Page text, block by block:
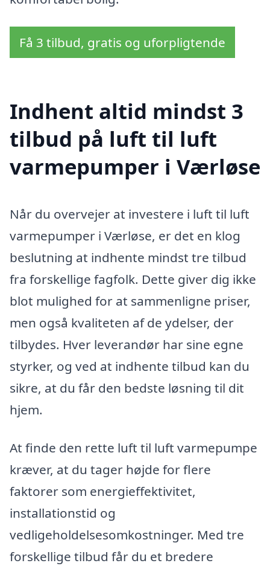
Få 3 tilbud, gratis og uforpligtende
Indhent altid mindst 3
tilbud på luft til luft
varmepumper i Værløse
Når du overvejer at investere i luft til luft
varmepumper i Værløse, er det en klog
beslutning at indhente mindst tre tilbud
fra forskellige fagfolk. Dette giver dig ikke
blot mulighed for at sammenligne priser,
men også kvaliteten af de ydelser, der
tilbydes. Hver leverandør har sine egne
styrker, og ved at indhente tilbud kan du
sikre, at du får den bedste løsning til dit
hjem.
At finde den rette luft til luft varmepumpe
kræver, at du tager højde for flere
faktorer som energieffektivitet,
installationstid og
vedligeholdelsesomkostninger. Med tre
forskellige tilbud får du et bredere